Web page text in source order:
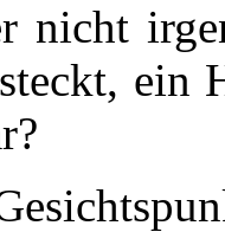
nicht
ein